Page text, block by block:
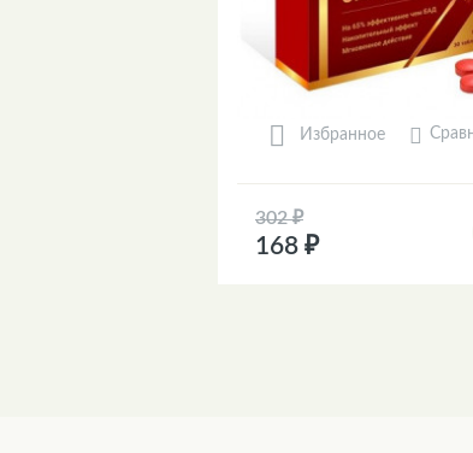
Избранное
302 ₽
168 ₽